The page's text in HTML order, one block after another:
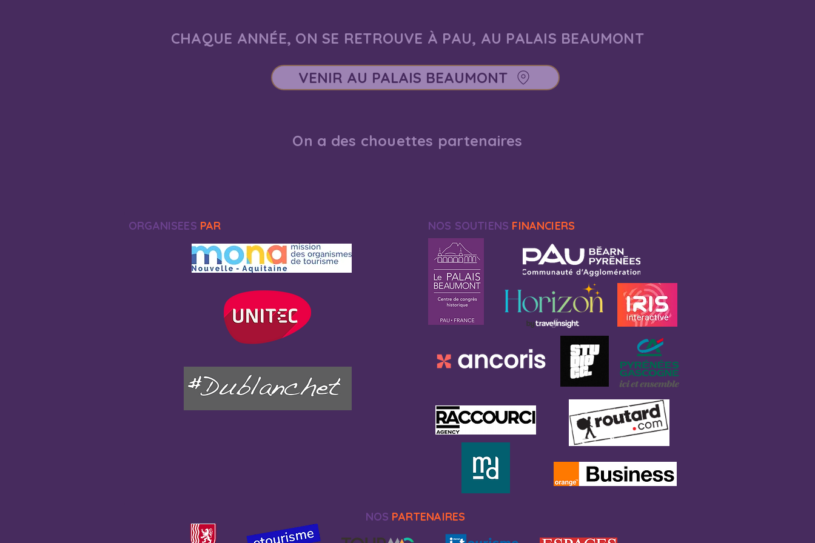
CHAQUE ANNÉE, ON SE RETROUVE À PAU, AU PALAIS BEAUMONT
VENIR AU PALAIS BEAUMONT
On a des chouettes partenaires
ORGANISEES PAR NOS SOUTIENS FINANCIERS
NOS PARTENAIRES